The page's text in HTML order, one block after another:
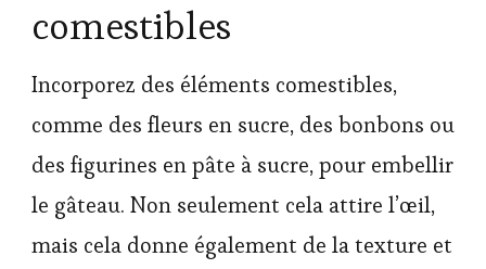
comestibles
Incorporez des éléments comestibles,
comme des fleurs en sucre, des bonbons ou
des figurines en pâte à sucre, pour embellir
le gâteau. Non seulement cela attire l’œil,
mais cela donne également de la texture et